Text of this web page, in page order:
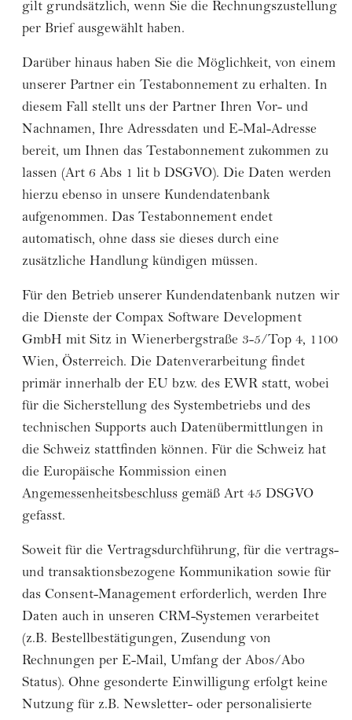
gilt grundsätzlich, wenn Sie die Rechnungszustellung
per Brief ausgewählt haben.
Darüber hinaus haben Sie die Möglichkeit, von einem
unserer Partner ein Testabonnement zu erhalten. In
diesem Fall stellt uns der Partner Ihren Vor- und
Nachnamen, Ihre Adressdaten und E-Mal-Adresse
bereit, um Ihnen das Testabonnement zukommen zu
lassen (Art 6 Abs 1 lit b DSGVO). Die Daten werden
hierzu ebenso in unsere Kundendatenbank
aufgenommen. Das Testabonnement endet
automatisch, ohne dass sie dieses durch eine
zusätzliche Handlung kündigen müssen.
Für den Betrieb unserer Kundendatenbank nutzen wir
die Dienste der Compax Software Development
GmbH mit Sitz in Wienerbergstraße 3-5/Top 4, 1100
Wien, Österreich. Die Datenverarbeitung findet
primär innerhalb der EU bzw. des EWR statt, wobei
für die Sicherstellung des Systembetriebs und des
technischen Supports auch Datenübermittlungen in
die Schweiz stattfinden können. Für die Schweiz hat
die Europäische Kommission einen
Angemessenheitsbeschluss gemäß Art 45 DSGVO
gefasst.
Soweit für die Vertragsdurchführung, für die vertrags-
und transaktionsbezogene Kommunikation sowie für
das Consent-Management erforderlich, werden Ihre
Daten auch in unseren CRM-Systemen verarbeitet
(z.B. Bestellbestätigungen, Zusendung von
Rechnungen per E-Mail, Umfang der Abos/Abo
Status). Ohne gesonderte Einwilligung erfolgt keine
Nutzung für z.B. Newsletter- oder personalisierte